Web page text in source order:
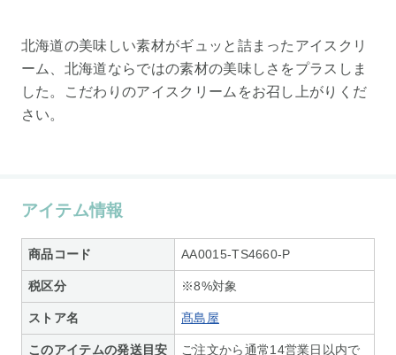
北海道の美味しい素材がギュッと詰まったアイスクリ
ーム、北海道ならではの素材の美味しさをプラスしま
した。こだわりのアイスクリームをお召し上がりくだ
さい。
アイテム情報
商品コード AA0015-TS4660-P
税区分 ※8%対象
ストア名 髙島屋
このアイテムの発送目安 ご注文から通常14営業日以内で